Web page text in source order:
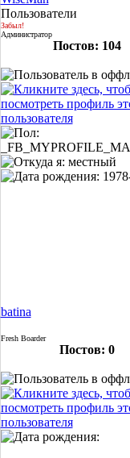
Пользователи
Забыл!
Администратор
Постов: 104
batina
Fresh Boarder
Постов: 0